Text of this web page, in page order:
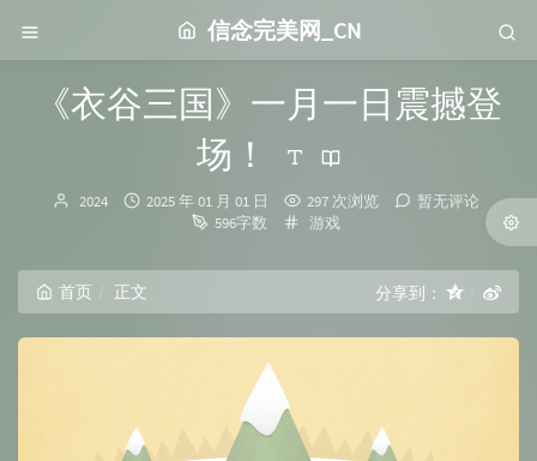
信念完美网_CN
《衣谷三国》一月一日震撼登
场！
博
2024
发
2025 年 01 月 01 日 297 次浏览
暂无评论
596字数
分
游戏
首页 正文 分享到：